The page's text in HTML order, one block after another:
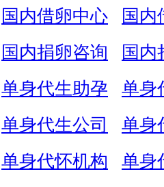
国内借卵中心
国内
国内捐卵咨询
国内
单身代生助孕
单身
单身代生公司
单身
单身代怀机构
单身